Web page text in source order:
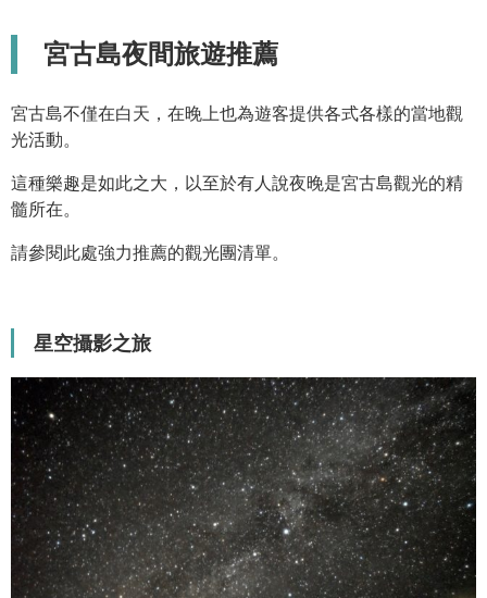
宮古島夜間旅遊推薦
宮古島不僅在白天，在晚上也為遊客提供各式各樣的當地觀
光活動。
這種樂趣是如此之大，以至於有人說夜晚是宮古島觀光的精
髓所在。
請參閱此處強力推薦的觀光團清單。
星空攝影之旅